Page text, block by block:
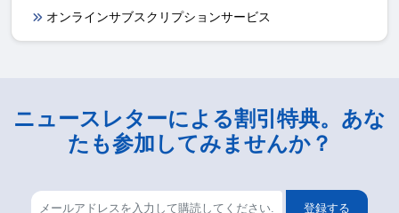
オンラインサブスクリプションサービス
ニュースレターによる割引特典。あな
たも参加してみませんか？
登録する